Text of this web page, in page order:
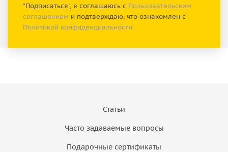
"Подписаться", я соглашаюсь с Пользовательским
соглашением и подтверждаю, что ознакомлен с
Политикой конфиденциальности
Статьи
Часто задаваемые вопросы
Подарочные сертификаты